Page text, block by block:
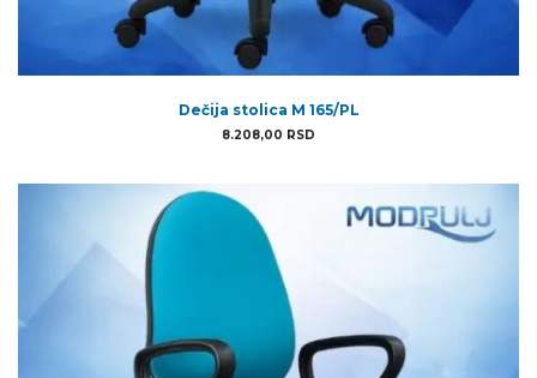
Dečija stolica M 165/PL
8.208,00 RSD